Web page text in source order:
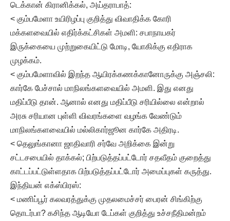
டெக்கான் கிரானிக்கல், அய்தராபாத்:
< கும்பமேளா உயிரிழப்பு குறித்து விவாதிக்க கோரி
மக்களவையில் எதிர்க்கட்சிகள் அமளி: சபாநாயகர்
இருக்கையை முற்றுகையிட்டு மோடி, யோகிக்கு எதிராக
முழக்கம்.
< கும்பமேளாவில் இறந்த ஆயிரக்கணக்கானோருக்கு அஞ்சலி:
கார்கே பேச்சால் மாநிலங்களவையில் அமளி. இது எனது
மதிப்பீடு தான். ஆனால் எனது மதிப்பீடு சரியில்லை என்றால்
அரசு சரியான புள்ளி விவரங்களை வழங்க வேண்டும்
மாநிலங்களவையில் மல்லிகார்ஜூன கார்கே அதிரடி.
< தெலுங்கானா ஜாதிவாரி சர்வே அறிக்கை இன்று
சட்டசபையில் தாக்கல்; பிற்படுத்தப்பட்டோர் சதவீதம் குறைத்து
காட்டப்பட்டுள்ளதாக பிற்படுத்தப்பட்டோர் அமைப்புகள் கருத்து.
இந்தியன் எக்ஸ்பிரஸ்:
< மணிப்பூர் கலவரத்துக்கு முதலமைச்சர் பைரன் சிங்கிற்கு
தொடர்பா? கசிந்த ஆடியோ டேப்கள் குறித்து உச்சநீதிமன்றம்